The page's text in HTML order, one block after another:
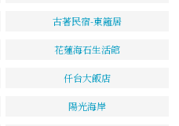
古著民宿-東籬居
花蓮海石生活館
仟台大飯店
陽光海岸